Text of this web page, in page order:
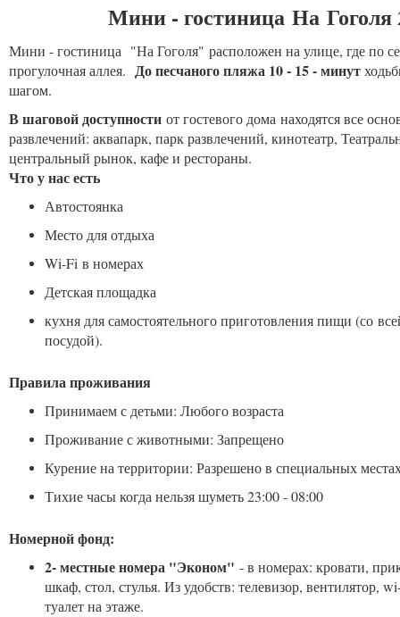
Мини - гостиница На Гоголя
Мини - гостиница "На Гоголя" расположен на улице, где по
прогулочная аллея. До песчаного пляжа 10 - 15 - минут
шагом.
В шаговой доступности от гостевого дома находятся все
развлечений: аквапарк, парк развлечений, кинотеатр,
центральный рынок, кафе и рестораны.
Что у нас есть
Автостоянка
Место для отдыха
Wi-Fi в номерах
Детская площадка
кухня для самостоятельного приготовления пищи (со
посудой).
Правила проживания
Принимаем с детьми: Любого возраста
Проживание с животными: Запрещено
Курение на территории: Разрешено в специальных
Тихие часы когда нельзя шуметь 23:00 - 08:00
Номерной фонд:
2- местные номера "Эконом" - в номерах: кровати,
шкаф, стол, стулья. Из удобств: телевизор, вентилятор,
туалет на этаже.